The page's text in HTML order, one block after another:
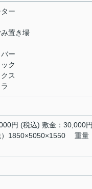
ー
置き場
ー
ク
ス
円 (税込) 敷金：30,000円
）1850×5050×1550 重量